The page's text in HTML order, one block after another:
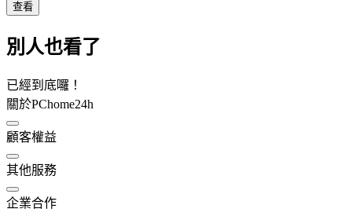
查看
別人也看了
已經到底囉！
關於PChome24h
顧客權益
其他服務
企業合作